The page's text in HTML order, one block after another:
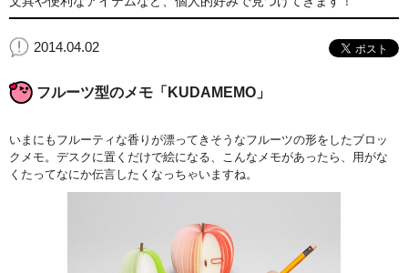
2014.04.02
フルーツ型のメモ「KUDAMEMO」
いまにもフルーティな香りが漂ってきそうなフルーツの形をしたブロッ
クメモ。デスクに置くだけで絵になる、こんなメモがあったら、用がな
くたってなにか伝言したくなっちゃいますね。